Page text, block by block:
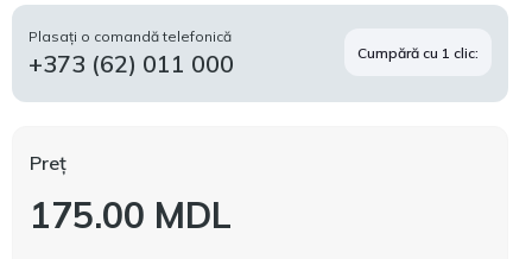
Plasați o comandă telefonică
+373 (62) 011 000 Cumpără cu 1 clic:
Preț
175.00 MDL